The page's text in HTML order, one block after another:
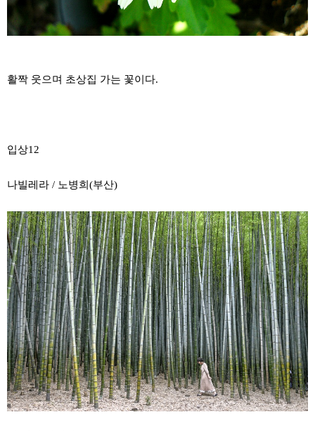
활짝 웃으며 초상집 가는 꽃이다.
입상12
나빌레라 / 노병희(부산)